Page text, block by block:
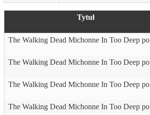
Tytuł
The Walking Dead Michonne In Too Deep po
The Walking Dead Michonne In Too Deep po
The Walking Dead Michonne In Too Deep po
The Walking Dead Michonne In Too Deep po